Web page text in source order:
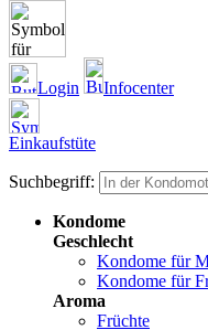
Login Infocenter
Einkaufstüte
Suchbegriff:
Kondome
Geschlecht
Kondome für
Kondome für
Aroma
Früchte